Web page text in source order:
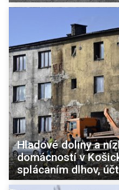
Hladové doliny a
domácností v
splácaním dlhov,